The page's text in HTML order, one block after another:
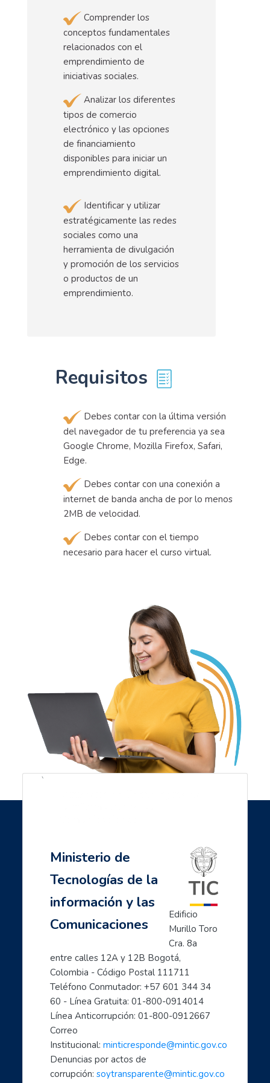
Comprender los
conceptos fundamentales
relacionados con el
emprendimiento de
iniciativas sociales.
Analizar los diferentes
tipos de comercio
electrónico y las opciones
de financiamiento
disponibles para iniciar un
emprendimiento digital.
Identificar y utilizar
estratégicamente las redes
sociales como una
herramienta de divulgación
y promoción de los servicios
o productos de un
emprendimiento.
Requisitos
Debes contar con la última versión
del navegador de tu preferencia ya sea
Google Chrome, Mozilla Firefox, Safari,
Edge.
Debes contar con una conexión a
internet de banda ancha de por lo menos
2MB de velocidad.
Debes contar con el tiempo
necesario para hacer el curso virtual.
- Campo conectado: Desarrollo socioeconómico a través de habilidades
Página Principal
Mis cursos
Mujeres TIC para el cambio
Inicia con TIC
Página principal
- Aprende a usar Internet fácilmente
- Introducción al mundo digital
- Formación en Internet para personas mayores
- Mujeres líderes de la Transformación Digital
- Mujeres creadoras de contenido Digital
- Transforma tu mundo con internet: paso a paso de...
- Ciberperiodismo comunitario a tu alcance
- Cómo hacer trámites por internet con el estado
`
Ministerio de
Tecnologías de la
información y las
Comunicaciones
Edificio
Murillo Toro
Cra. 8a
entre calles 12A y 12B Bogotá,
Colombia - Código Postal 111711
Teléfono Conmutador: +57 601 344 34
60 - Línea Gratuita: 01-800-0914014
Línea Anticorrupción: 01-800-0912667
Correo
Institucional: minticresponde@mintic.gov.co
Denuncias por actos de
corrupción: soytransparente@mintic.gov.co